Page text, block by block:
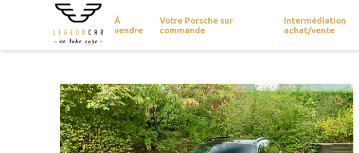
À
vendre
Votre Porsche sur
commande
Intermédiation
achat/vente